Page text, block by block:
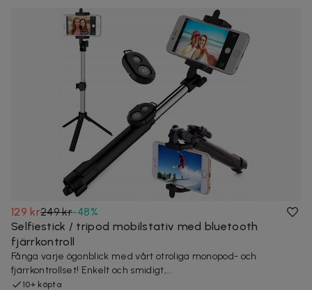
129 kr249 kr-48%
Selfiestick / tripod mobilstativ med bluetooth
fjärrkontroll
Fånga varje ögonblick med vårt otroliga monopod- och
fjärrkontrollset! Enkelt och smidigt,...
10+ köpta